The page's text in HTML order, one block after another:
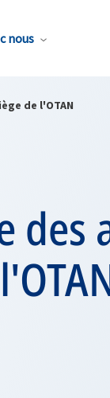
nous
de l'OTAN
des